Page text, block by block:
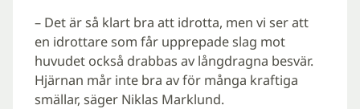
– Det är så klart bra att idrotta, men vi ser att
en idrottare som får upprepade slag mot
huvudet också drabbas av långdragna besvär.
Hjärnan mår inte bra av för många kraftiga
smällar, säger Niklas Marklund.